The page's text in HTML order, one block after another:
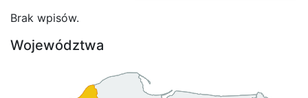
Brak wpisów.
Województwa